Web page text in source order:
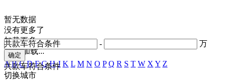
- 万
共款车符合条件
共款车符合条件
暂无数据
没有更多了
加载更多
正在加载...
A B C D F G H J K L M N O P Q R S T W X Y Z
切换城市